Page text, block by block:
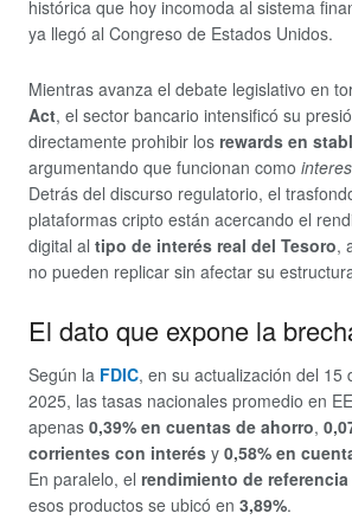
histórica que hoy incomoda al sistema
ya llegó al Congreso de Estados Unidos.
Mientras avanza el debate legislativo en
Act, el sector bancario intensificó su
directamente prohibir los rewards en
argumentando que funcionan como
Detrás del discurso regulatorio, el
plataformas cripto están acercando el
digital al tipo de interés real del Tesoro,
no pueden replicar sin afectar su
El dato que expone la
Según la FDIC, en su actualización del 15
2025, las tasas nacionales promedio en
apenas 0,39% en cuentas de ahorro,
corrientes con interés y 0,58% en
En paralelo, el rendimiento de
esos productos se ubicó en 3,89%.